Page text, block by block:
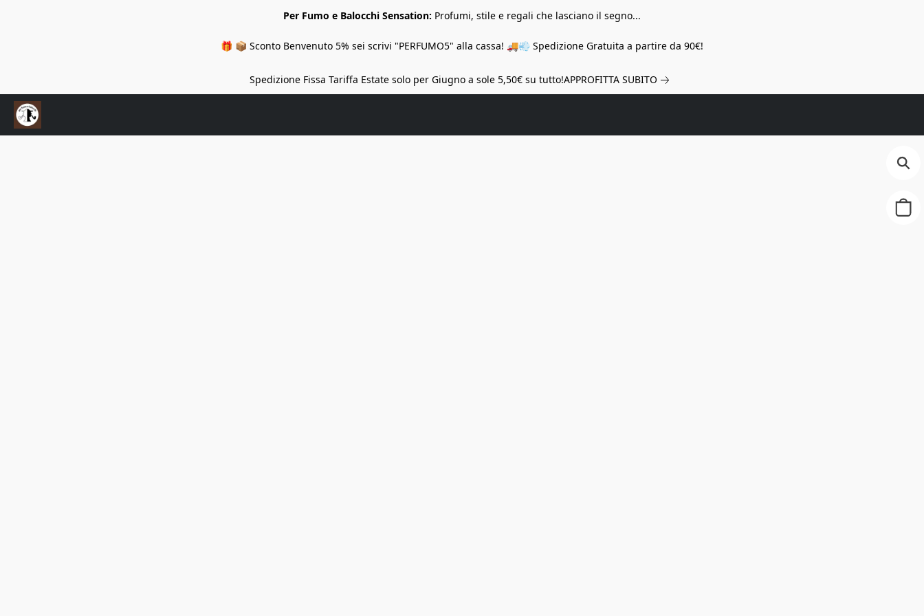
Per Fumo e Balocchi Sensation: Profumi, stile e regali che lasciano il segno...
🎁 📦 Sconto Benvenuto 5% sei scrivi "PERFUMO5" alla cassa! 🚚💨 Spedizione Gratuita a partire da 90€!
Spedizione Fissa Tariffa Estate solo per Giugno a sole 5,50€ su tutto!APPROFITTA SUBITO